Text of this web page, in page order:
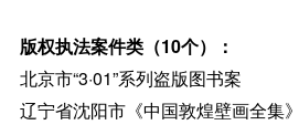
版权执法案件类（10个）：
北京市“3·01”系列盗版图书案
辽宁省沈阳市《中国敦煌壁画全集